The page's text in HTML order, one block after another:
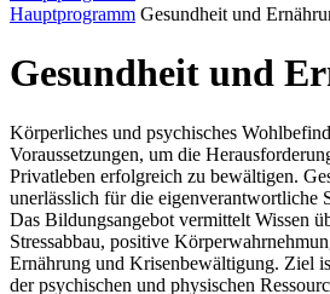
Hauptprogramm Gesundheit und
Gesundheit und
Körperliches und psychisches
Voraussetzungen, um die
Privatleben erfolgreich zu bewältigen.
unerlässlich für die eigenverantwortliche
Das Bildungsangebot vermittelt Wissen
Stressabbau, positive
Ernährung und Krisenbewältigung. Ziel
der psychischen und physischen